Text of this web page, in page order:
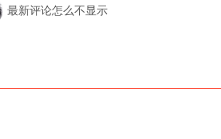
最新评论怎么不显示